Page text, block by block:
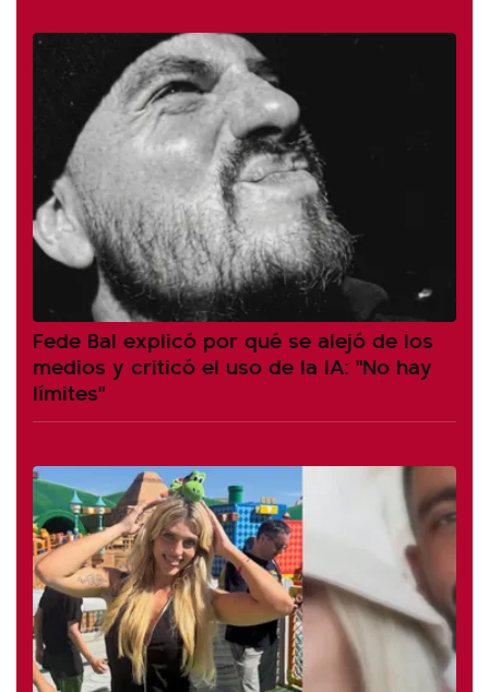
Fede Bal explicó por qué se alejó de los
medios y criticó el uso de la IA: "No hay
límites"